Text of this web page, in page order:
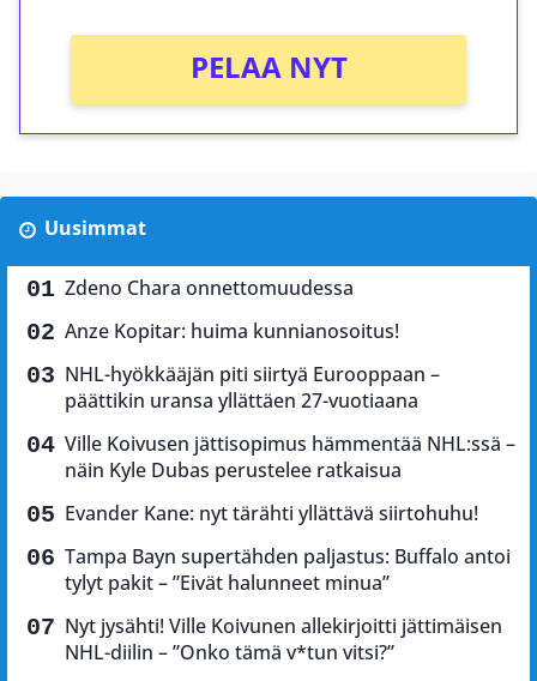
PELAA NYT
Uusimmat
Zdeno Chara onnettomuudessa
Anze Kopitar: huima kunnianosoitus!
NHL-hyökkääjän piti siirtyä Eurooppaan –
päättikin uransa yllättäen 27-vuotiaana
Ville Koivusen jättisopimus hämmentää NHL:ssä –
näin Kyle Dubas perustelee ratkaisua
Evander Kane: nyt tärähti yllättävä siirtohuhu!
Tampa Bayn supertähden paljastus: Buffalo antoi
tylyt pakit – ”Eivät halunneet minua”
Nyt jysähti! Ville Koivunen allekirjoitti jättimäisen
NHL-diilin – ”Onko tämä v*tun vitsi?”